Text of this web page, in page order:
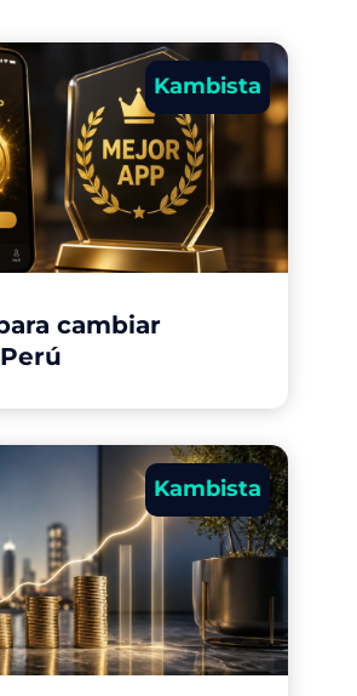
Kambista
cambiar
Kambista